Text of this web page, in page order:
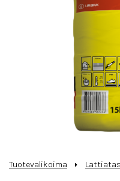
Tuotevalikoima